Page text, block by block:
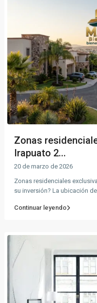
Zonas
Irapuato 2...
20 de marzo de 2026
Zonas residenciales
su inversión? La ubicación
Continuar leyendo